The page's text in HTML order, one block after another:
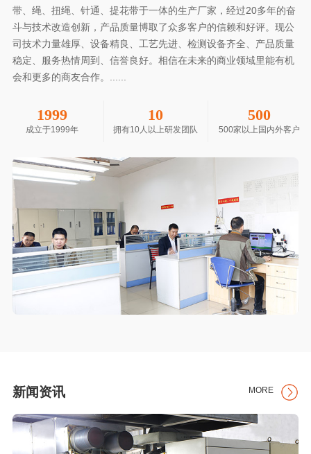
带、绳、扭绳、针通、提花带于一体的生产厂家，经过20多年的奋
斗与技术改造创新，产品质量博取了众多客户的信赖和好评。现公
司技术力量雄厚、设备精良、工艺先进、检测设备齐全、产品质量
稳定、服务热情周到、信誉良好。相信在未来的商业领域里能有机
会和更多的商友合作。......
1999
成立于1999年
10
拥有10人以上研发团队
500
500家以上国内外客户
新闻资讯 MORE